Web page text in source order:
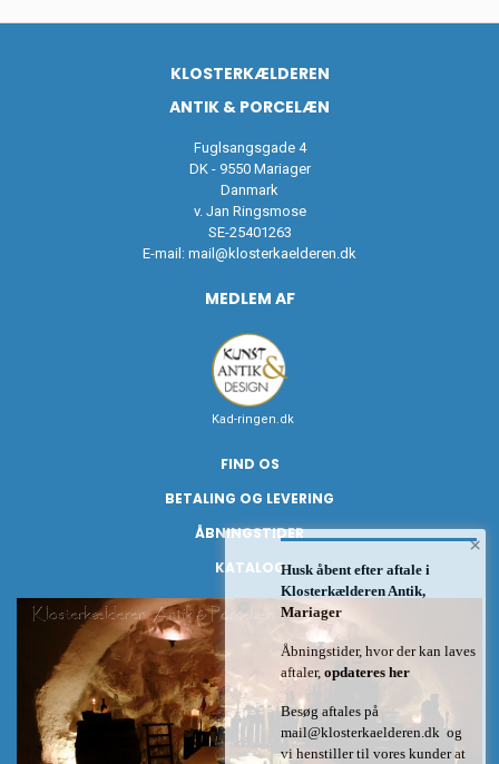
KLOSTERKÆLDEREN
ANTIK & PORCELÆN
Fuglsangsgade 4
DK - 9550 Mariager
Danmark
v. Jan Ringsmose
SE-25401263
E-mail: mail@klosterkaelderen.dk
MEDLEM AF
Kad-ringen.dk
FIND OS
BETALING OG LEVERING
ÅBNINGSTIDER
KATALOG
×
Husk åbent efter aftale i
Klosterkælderen Antik,
Mariager
Åbningstider, hvor der kan laves
aftaler, opdateres her
Besøg aftales på
mail@klosterkaelderen.dk og
vi henstiller til vores kunder at